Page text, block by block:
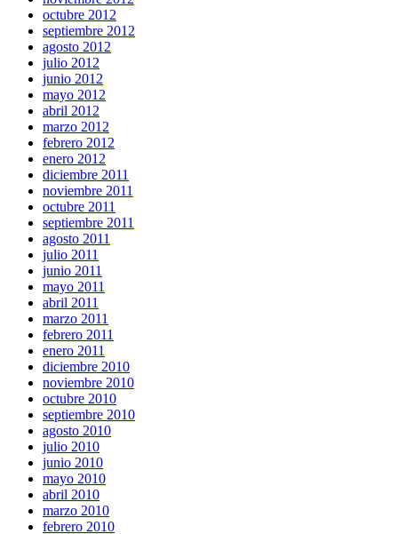
octubre 2012
septiembre 2012
agosto 2012
julio 2012
junio 2012
mayo 2012
abril 2012
marzo 2012
febrero 2012
enero 2012
diciembre 2011
noviembre 2011
octubre 2011
septiembre 2011
agosto 2011
julio 2011
junio 2011
mayo 2011
abril 2011
marzo 2011
febrero 2011
enero 2011
diciembre 2010
noviembre 2010
octubre 2010
septiembre 2010
agosto 2010
julio 2010
junio 2010
mayo 2010
abril 2010
marzo 2010
febrero 2010